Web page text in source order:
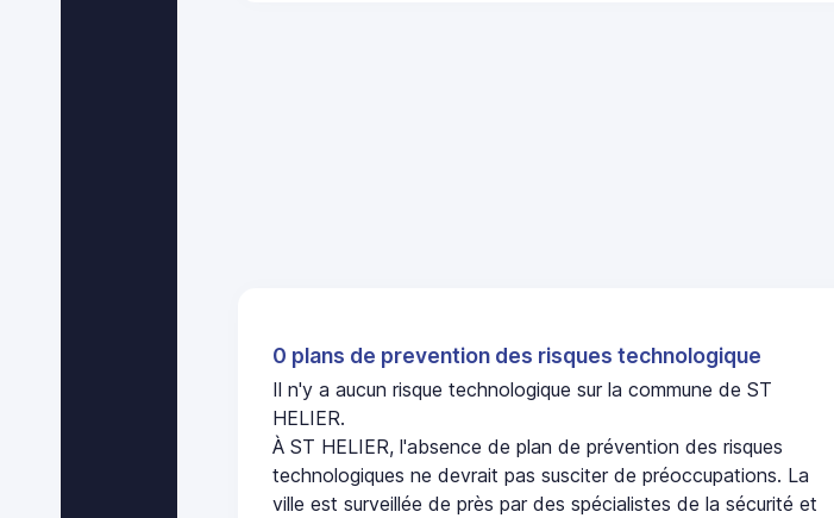
0 plans de prevention des risques technologique
Il n'y a aucun risque technologique sur la commune de ST
HELIER.
À ST HELIER, l'absence de plan de prévention des risques
technologiques ne devrait pas susciter de préoccupations. La
ville est surveillée de près par des spécialistes de la sécurité et